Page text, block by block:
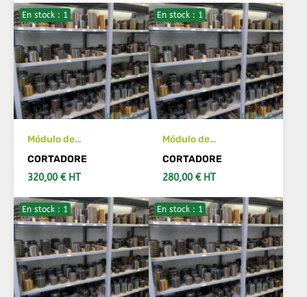
AÑADIR AL CARRITO AÑADIR AL CARRITO
En stock : 1
Módulo de
herramientas de
cuchillo 2 Acabado
CORTADORE
320,00 € HT
AÑADIR AL CARRITO
En stock : 1
Módulo de
herramientas de
cuchillo 2 Acabado
CORTADORE
280,00 € HT
AÑADIR AL CARRITO
En stock : 1 En stock : 1